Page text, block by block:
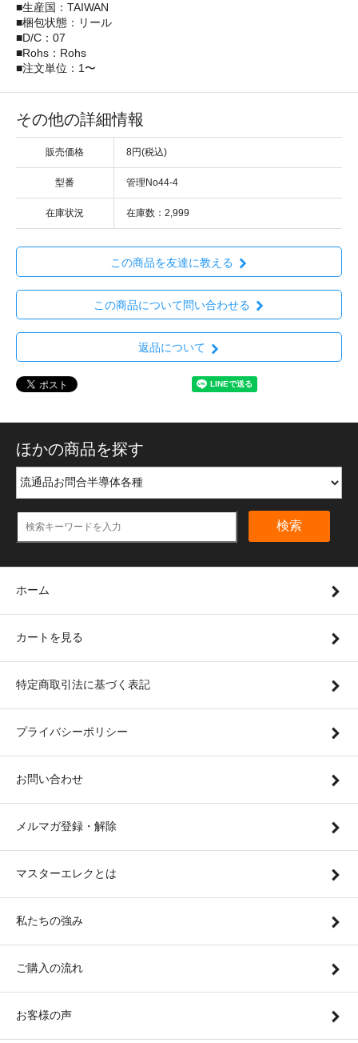
■生産国：TAIWAN
■梱包状態：リール
■D/C：07
■Rohs：Rohs
■注文単位：1〜
その他の詳細情報
販売価格 8円(税込)
型番 管理No44-4
在庫状況 在庫数：2,999
この商品を友達に教える
この商品について問い合わせる
返品について
ほかの商品を探す
検索
ホーム
カートを見る
特定商取引法に基づく表記
プライバシーポリシー
お問い合わせ
メルマガ登録・解除
マスターエレクとは
私たちの強み
ご購入の流れ
お客様の声